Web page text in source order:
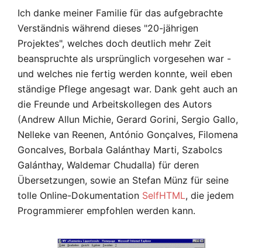
Ich danke meiner Familie für das aufgebrachte
Verständnis während dieses "20-jährigen
Projektes", welches doch deutlich mehr Zeit
beanspruchte als ursprünglich vorgesehen war -
und welches nie fertig werden konnte, weil eben
ständige Pflege angesagt war. Dank geht auch an
die Freunde und Arbeitskollegen des Autors
(Andrew Allun Michie, Gerard Gorini, Sergio Gallo,
Nelleke van Reenen, António Gonçalves, Filomena
Goncalves, Borbala Galánthay Marti, Szabolcs
Galánthay, Waldemar Chudalla) für deren
Übersetzungen, sowie an Stefan Münz für seine
tolle Online-Dokumentation SelfHTML, die jedem
Programmierer empfohlen werden kann.